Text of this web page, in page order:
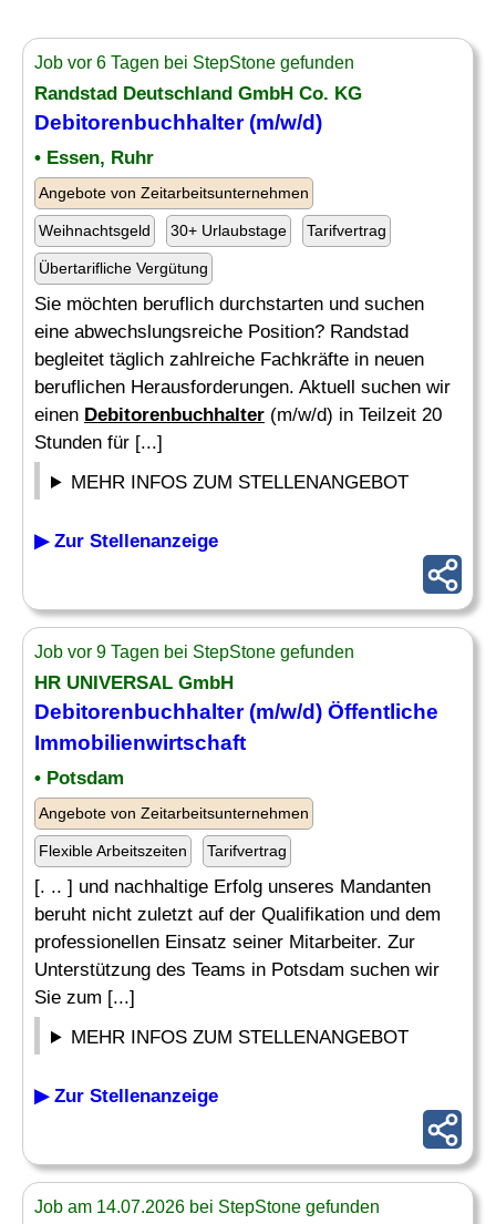
Job vor 6 Tagen bei StepStone gefunden
Randstad Deutschland GmbH Co. KG
Debitorenbuchhalter(m/w/d)
• Essen, Ruhr
Angebote von Zeitarbeitsunternehmen
Weihnachtsgeld 30+ Urlaubstage Tarifvertrag
Übertarifliche Vergütung
Sie möchten beruflich durchstarten und suchen
eine abwechslungsreiche Position? Randstad
begleitet täglich zahlreiche Fachkräfte in neuen
beruflichen Herausforderungen. Aktuell suchen wir
einen Debitorenbuchhalter (m/w/d) in Teilzeit 20
Stunden für [...]
MEHR INFOS ZUM STELLENANGEBOT
▶ Zur Stellenanzeige
Job vor 9 Tagen bei StepStone gefunden
HR UNIVERSAL GmbH
Debitorenbuchhalter(m/w/d) Öffentliche
Immobilienwirtschaft
• Potsdam
Angebote von Zeitarbeitsunternehmen
Flexible Arbeitszeiten Tarifvertrag
[. .. ] und nachhaltige Erfolg unseres Mandanten
beruht nicht zuletzt auf der Qualifikation und dem
professionellen Einsatz seiner Mitarbeiter. Zur
Unterstützung des Teams in Potsdam suchen wir
Sie zum [...]
MEHR INFOS ZUM STELLENANGEBOT
▶ Zur Stellenanzeige
Job am 14.07.2026 bei StepStone gefunden